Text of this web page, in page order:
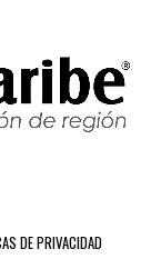
DE PRIVACIDAD